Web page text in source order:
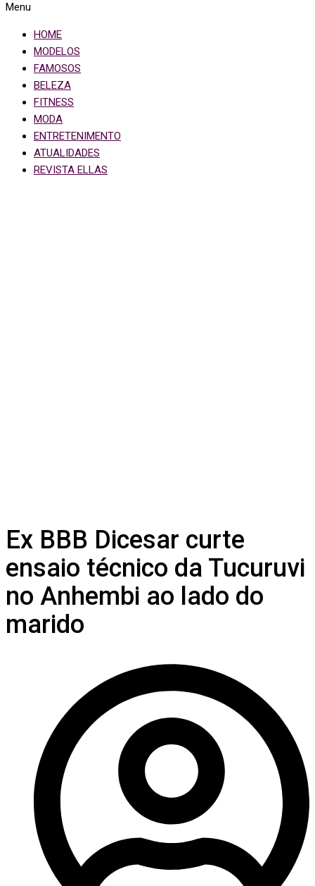
Menu
HOME
MODELOS
FAMOSOS
BELEZA
FITNESS
MODA
ENTRETENIMENTO
ATUALIDADES
REVISTA ELLAS
Ex BBB Dicesar curte
ensaio técnico da Tucuruvi
no Anhembi ao lado do
marido